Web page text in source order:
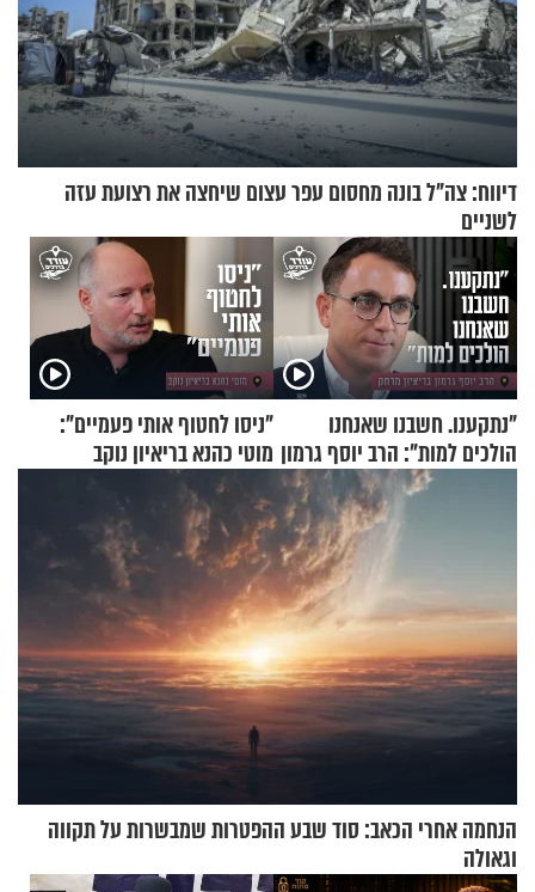
דיווח: צה"ל בונה מחסום עפר עצום שיחצה את רצועת עזה
לשניים
"נתקענו. חשבנו שאנחנו
הולכים למות": הרב יוסף גרמון
בריאיון מרתק
"ניסו לחטוף אותי פעמיים":
מוטי כהנא בריאיון נוקב
הנחמה אחרי הכאב: סוד שבע ההפטרות שמבשרות על תקווה
וגאולה